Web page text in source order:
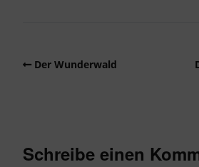
Der Wunderwald
Schreibe einen